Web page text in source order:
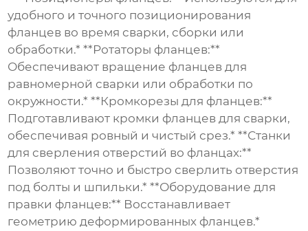
удобного и точного позиционирования
фланцев во время сварки, сборки или
обработки.* **Ротаторы фланцев:**
Обеспечивают вращение фланцев для
равномерной сварки или обработки по
окружности.* **Кромкорезы для фланцев:**
Подготавливают кромки фланцев для сварки,
обеспечивая ровный и чистый срез.* **Станки
для сверления отверстий во фланцах:**
Позволяют точно и быстро сверлить отверстия
под болты и шпильки.* **Оборудование для
правки фланцев:** Восстанавливает
геометрию деформированных фланцев.*